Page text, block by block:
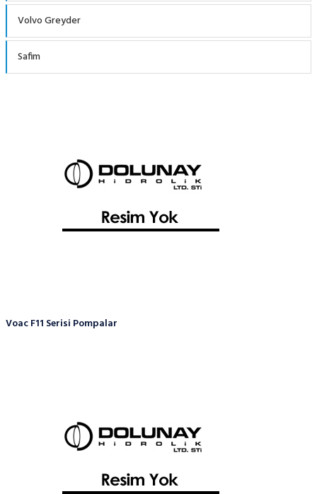
Volvo Greyder
Safim
Voac F11 Serisi Pompalar